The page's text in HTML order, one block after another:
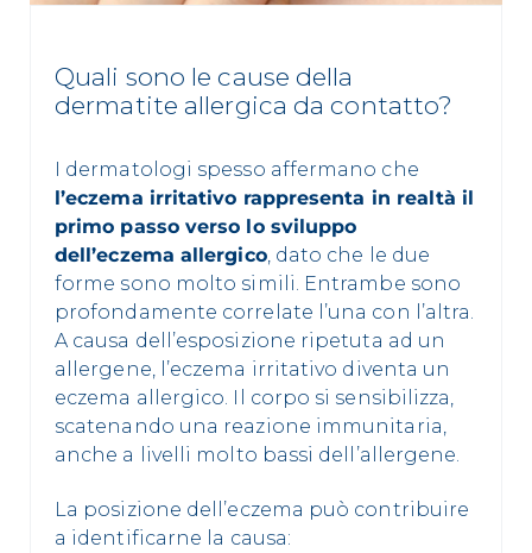
Quali sono le cause della
dermatite allergica da contatto?
I dermatologi spesso affermano che
l’eczema irritativo rappresenta in realtà il
primo passo verso lo sviluppo
dell’eczema allergico, dato che le due
forme sono molto simili. Entrambe sono
profondamente correlate l’una con l’altra.
A causa dell’esposizione ripetuta ad un
allergene, l’eczema irritativo diventa un
eczema allergico. Il corpo si sensibilizza,
scatenando una reazione immunitaria,
anche a livelli molto bassi dell’allergene.
La posizione dell’eczema può contribuire
a identificarne la causa: